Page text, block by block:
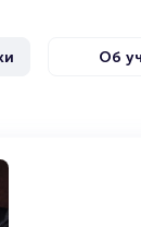
смешным!
Об
ноября 1982 г.